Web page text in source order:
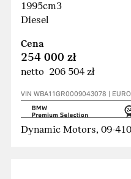
1995cm3
Diesel
Cena
254 000 zł
netto 206 504 zł
VIN WBA11GR0009043078 |
Dynamic Motors, 09-410